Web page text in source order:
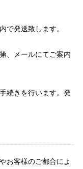
で発送致します。
、メールにてご案内
続きを行います。発
お客様のご都合によ